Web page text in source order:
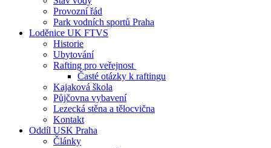
Provozní řád
Park vodních sportů Praha
Loděnice UK FTVS
Historie
Ubytování
Rafting pro veřejnost
Časté otázky k raftingu
Kajaková škola
Půjčovna vybavení
Lezecká stěna a tělocvična
Kontakt
Oddíl USK Praha
Články